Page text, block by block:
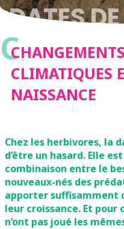
DATES DE
CCHANGEMENTS
CLIMATIQUES
NAISSANCE
Chez les herbivores, la
d’être un hasard. Elle
combinaison entre le
nouveaux-nés des
apporter suffisamment
leur croissance. Et
n’ont pas joué les